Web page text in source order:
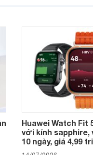
Huawei Watch Fit
với kính sapphire,
10 ngày, giá 4,99